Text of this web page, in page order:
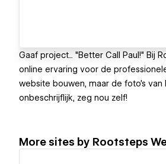
Gaaf project... "Better Call Paul!"
online ervaring voor de
website bouwen, maar de foto's van
onbeschrijflijk, zeg nou zelf!
More sites by Rootsteps